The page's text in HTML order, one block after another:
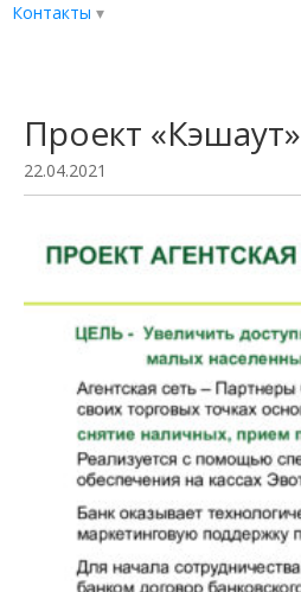
Контакты
Проект «Кэшаут»
22.04.2021